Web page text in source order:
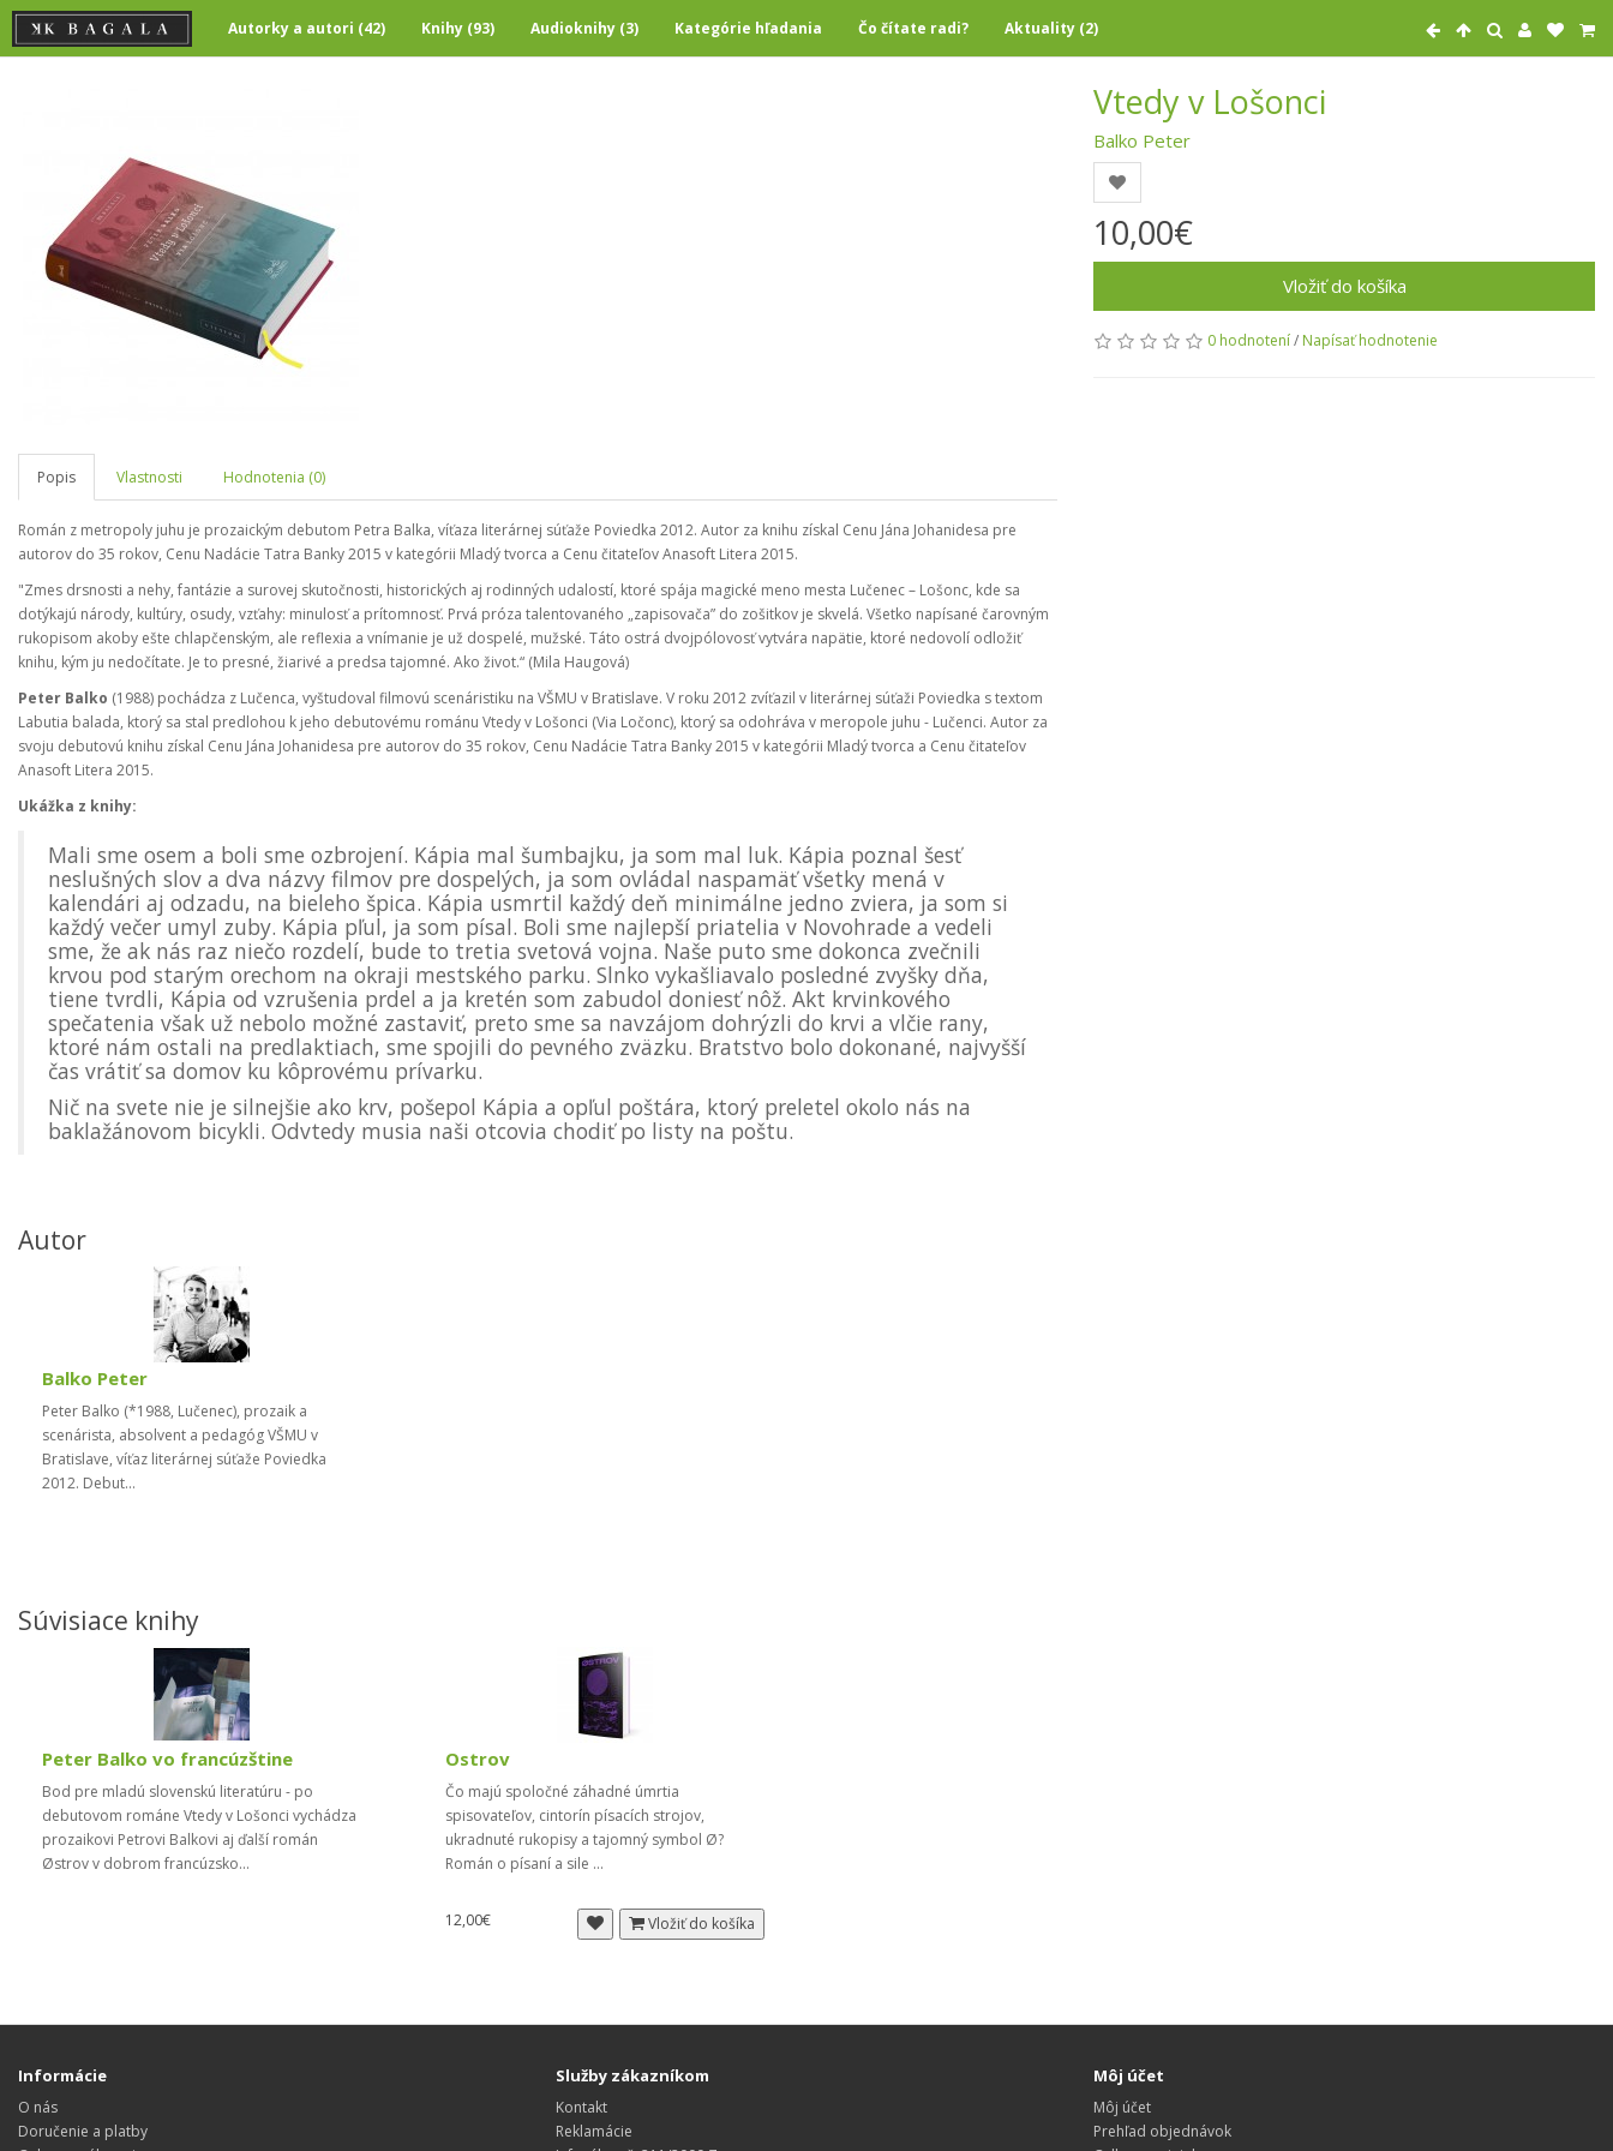
Autorky a autori (42) Knihy (93) Audioknihy (3) Kategórie hľadania Čo čítate radi? Aktuality (2)
Popis Vlastnosti Hodnotenia (0)
Román z metropoly juhu je prozaickým debutom Petra Balka, víťaza literárnej súťaže Poviedka 2012. Autor za knihu získal Cenu Jána Johanidesa pre
autorov do 35 rokov, Cenu Nadácie Tatra Banky 2015 v kategórii Mladý tvorca a Cenu čitateľov Anasoft Litera 2015.
"Zmes drsnosti a nehy, fantázie a surovej skutočnosti, historických aj rodinných udalostí, ktoré spája magické meno mesta Lučenec – Lošonc, kde sa
dotýkajú národy, kultúry, osudy, vzťahy: minulosť a prítomnosť. Prvá próza talentovaného „zapisovača” do zošitkov je skvelá. Všetko napísané čarovným
rukopisom akoby ešte chlapčenským, ale reflexia a vnímanie je už dospelé, mužské. Táto ostrá dvojpólovosť vytvára napätie, ktoré nedovolí odložiť
knihu, kým ju nedočítate. Je to presné, žiarivé a predsa tajomné. Ako život.“ (Mila Haugová)
Peter Balko (1988) pochádza z Lučenca, vyštudoval filmovú scenáristiku na VŠMU v Bratislave. V roku 2012 zvíťazil v literárnej súťaži Poviedka s textom
Labutia balada, ktorý sa stal predlohou k jeho debutovému románu Vtedy v Lošonci (Via Ločonc), ktorý sa odohráva v meropole juhu - Lučenci. Autor za
svoju debutovú knihu získal Cenu Jána Johanidesa pre autorov do 35 rokov, Cenu Nadácie Tatra Banky 2015 v kategórii Mladý tvorca a Cenu čitateľov
Anasoft Litera 2015.
Ukážka z knihy:
Mali sme osem a boli sme ozbrojení. Kápia mal šumbajku, ja som mal luk. Kápia poznal šesť
neslušných slov a dva názvy filmov pre dospelých, ja som ovládal naspamäť všetky mená v
kalendári aj odzadu, na bieleho špica. Kápia usmrtil každý deň minimálne jedno zviera, ja som si
každý večer umyl zuby. Kápia pľul, ja som písal. Boli sme najlepší priatelia v Novohrade a vedeli
sme, že ak nás raz niečo rozdelí, bude to tretia svetová vojna. Naše puto sme dokonca zvečnili
krvou pod starým orechom na okraji mestského parku. Slnko vykašliavalo posledné zvyšky dňa,
tiene tvrdli, Kápia od vzrušenia prdel a ja kretén som zabudol doniesť nôž. Akt krvinkového
spečatenia však už nebolo možné zastaviť, preto sme sa navzájom dohrýzli do krvi a vlčie rany,
ktoré nám ostali na predlaktiach, sme spojili do pevného zväzku. Bratstvo bolo dokonané, najvyšší
čas vrátiť sa domov ku kôprovému prívarku.
Nič na svete nie je silnejšie ako krv, pošepol Kápia a opľul poštára, ktorý preletel okolo nás na
baklažánovom bicykli. Odvtedy musia naši otcovia chodiť po listy na poštu.
Vtedy v Lošonci
Balko Peter
10,00€
Vložiť do košíka
0 hodnotení/ Napísať hodnotenie
Autor
Balko Peter
Peter Balko (*1988, Lučenec), prozaik a
scenárista, absolvent a pedagóg VŠMU v
Bratislave, víťaz literárnej súťaže Poviedka
2012. Debut...
Súvisiace knihy
Peter Balko vo francúzštine
Bod pre mladú slovenskú literatúru - po
debutovom románe Vtedy v Lošonci vychádza
prozaikovi Petrovi Balkovi aj ďalší román
Østrov v dobrom francúzsko...
Ostrov
Čo majú spoločné záhadné úmrtia
spisovateľov, cintorín písacích strojov,
ukradnuté rukopisy a tajomný symbol Ø?
Román o písaní a sile ...
12,00€ Vložiť do košíka
Informácie
O nás
Doručenie a platby
Služby zákazníkom
Kontakt
Reklamácie
Môj účet
Môj účet
Prehľad objednávok